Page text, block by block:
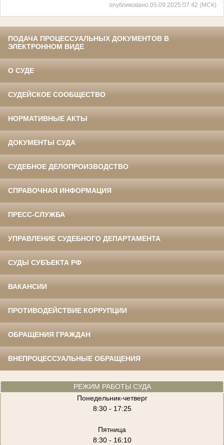
опубликовано 05.09.2025 07:42 (МСК)
ПОДАЧА ПРОЦЕССУАЛЬНЫХ ДОКУМЕНТОВ В
ЭЛЕКТРОННОМ ВИДЕ
О СУДЕ
СУДЕЙСКОЕ СООБЩЕСТВО
НОРМАТИВНЫЕ АКТЫ
ДОКУМЕНТЫ СУДА
СУДЕБНОЕ ДЕЛОПРОИЗВОДСТВО
СПРАВОЧНАЯ ИНФОРМАЦИЯ
ПРЕСС-СЛУЖБА
УПРАВЛЕНИЕ СУДЕБНОГО ДЕПАРТАМЕНТА
СУДЫ СУБЪЕКТА РФ
ВАКАНСИИ
ПРОТИВОДЕЙСТВИЕ КОРРУПЦИИ
ОБРАЩЕНИЯ ГРАЖДАН
ВНЕПРОЦЕССУАЛЬНЫЕ ОБРАЩЕНИЯ
РЕЖИМ РАБОТЫ СУДА
Понедельник-четверг
8:30 - 17:25
Пятница
8:30 - 16:10